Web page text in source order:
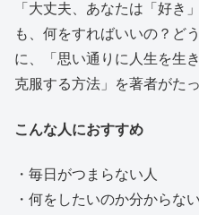
「大丈夫、あなたは「好き
も、何をすればいいの？ど
に、「思い通りに人生を生
克服する方法」を著者がた
こんな人におすすめ
・毎日がつまらない人
・何をしたいのか分からな